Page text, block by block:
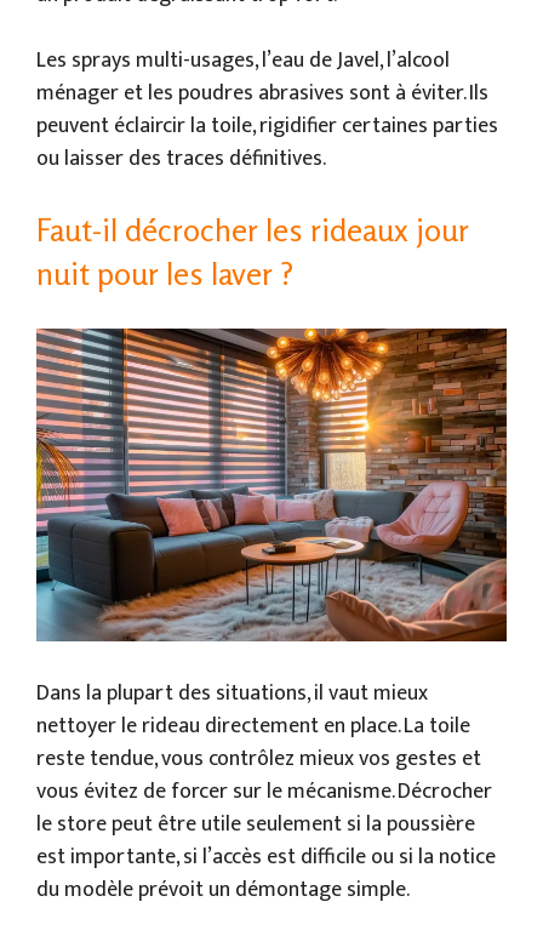
Les sprays multi-usages, l’eau de Javel, l’alcool
ménager et les poudres abrasives sont à éviter. Ils
peuvent éclaircir la toile, rigidifier certaines parties
ou laisser des traces définitives.
Faut-il décrocher les rideaux jour
nuit pour les laver ?
Dans la plupart des situations, il vaut mieux
nettoyer le rideau directement en place. La toile
reste tendue, vous contrôlez mieux vos gestes et
vous évitez de forcer sur le mécanisme. Décrocher
le store peut être utile seulement si la poussière
est importante, si l’accès est difficile ou si la notice
du modèle prévoit un démontage simple.